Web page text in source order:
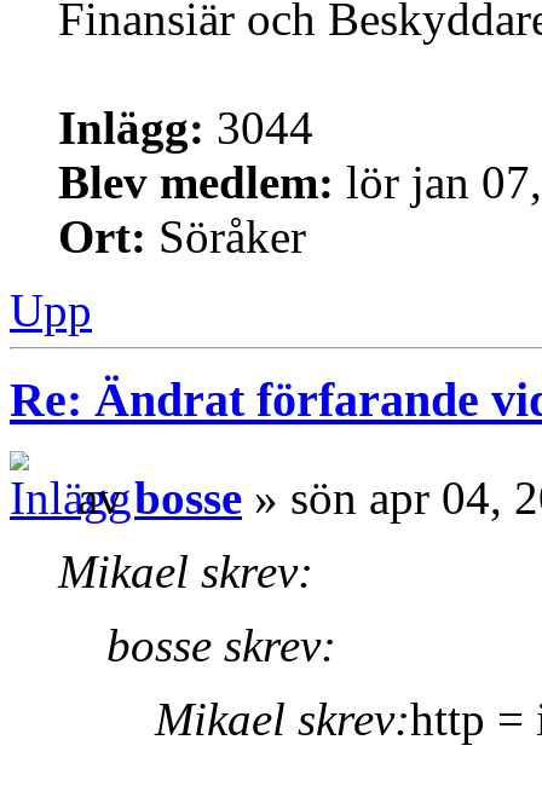
Finansiär och
Inlägg: 3044
Blev medlem: lör jan
Ort: Söråker
Upp
Re: Ändrat förfarande
avbosse » sön apr 04,
Mikael skrev:
bosse skrev:
Mikael skrev:http =